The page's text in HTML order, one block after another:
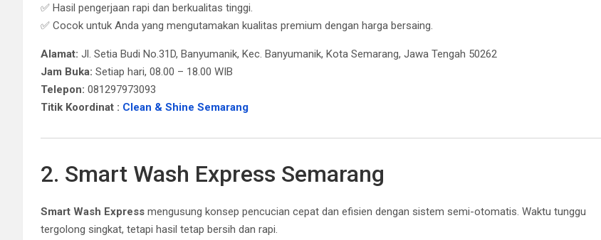
✅ Hasil pengerjaan rapi dan berkualitas tinggi.
✅ Cocok untuk Anda yang mengutamakan kualitas premium dengan harga bersaing.
Alamat: Jl. Setia Budi No.31D, Banyumanik, Kec. Banyumanik, Kota Semarang, Jawa Tengah 50262
Jam Buka: Setiap hari, 08.00 – 18.00 WIB
Telepon: 081297973093
Titik Koordinat : Clean & Shine Semarang
2. Smart Wash Express Semarang
Smart Wash Express mengusung konsep pencucian cepat dan efisien dengan sistem semi-otomatis. Waktu tunggu
tergolong singkat, tetapi hasil tetap bersih dan rapi.